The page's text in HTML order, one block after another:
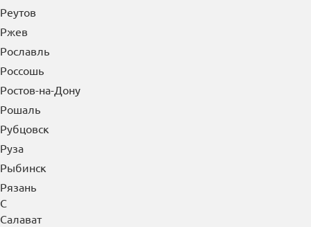
Реутов
Ржев
Рославль
Россошь
Ростов-на-Дону
Рошаль
Рубцовск
Руза
Рыбинск
Рязань
С
Салават